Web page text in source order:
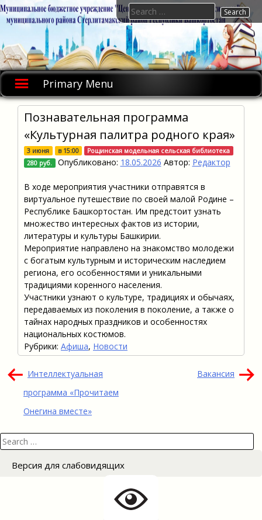
Skip
to
Primary Menu
Search
for:
Познавательная программа
«Культурная палитра родного края»
3 июня в15:00
Рощинская модельная сельская библиотека
280 руб.
Опубликовано: 18.05.2026 Автор: Редактор
В ходе мероприятия участники отправятся в
виртуальное путешествие по своей малой Родине –
Республике Башкортостан. Им предстоит узнать
множество интересных фактов из истории,
литературы и культуры Башкирии.
Мероприятие направлено на знакомство молодежи
с богатым культурным и историческим наследием
региона, его особенностями и уникальными
традициями коренного населения.
Участники узнают о культуре, традициях и обычаях,
передаваемых из поколения в поколение, а также о
тайнах народных праздников и особенностях
национальных костюмов.
Рубрики: Афиша, Новости
Навигация
по
записям
Интеллектуальная
программа «Прочитаем
Онегина вместе»
Вакансия
Search
for:
Версия для слабовидящих